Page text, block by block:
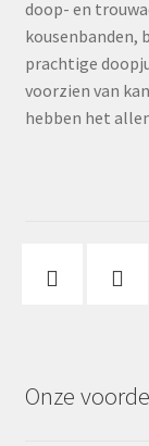
doop- en
kousenbanden,
prachtige
voorzien van
hebben het
Onze